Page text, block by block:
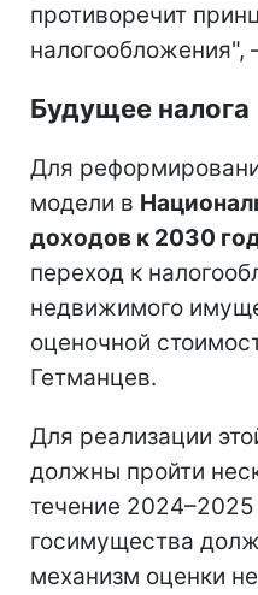
противоречит
налогообложения",
Будущее налога
Для
модели в
доходов к 2030
переход к
недвижимого
оценочной
Гетманцев.
Для реализации
должны пройти
течение
госимущества
механизм оценки